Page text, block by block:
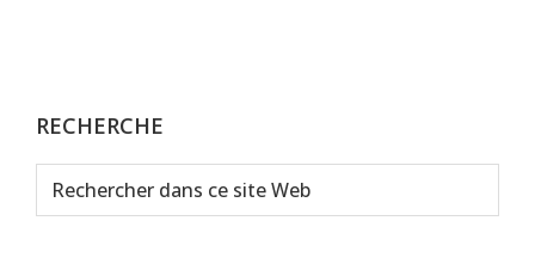
RECHERCHE
Rechercher
dans